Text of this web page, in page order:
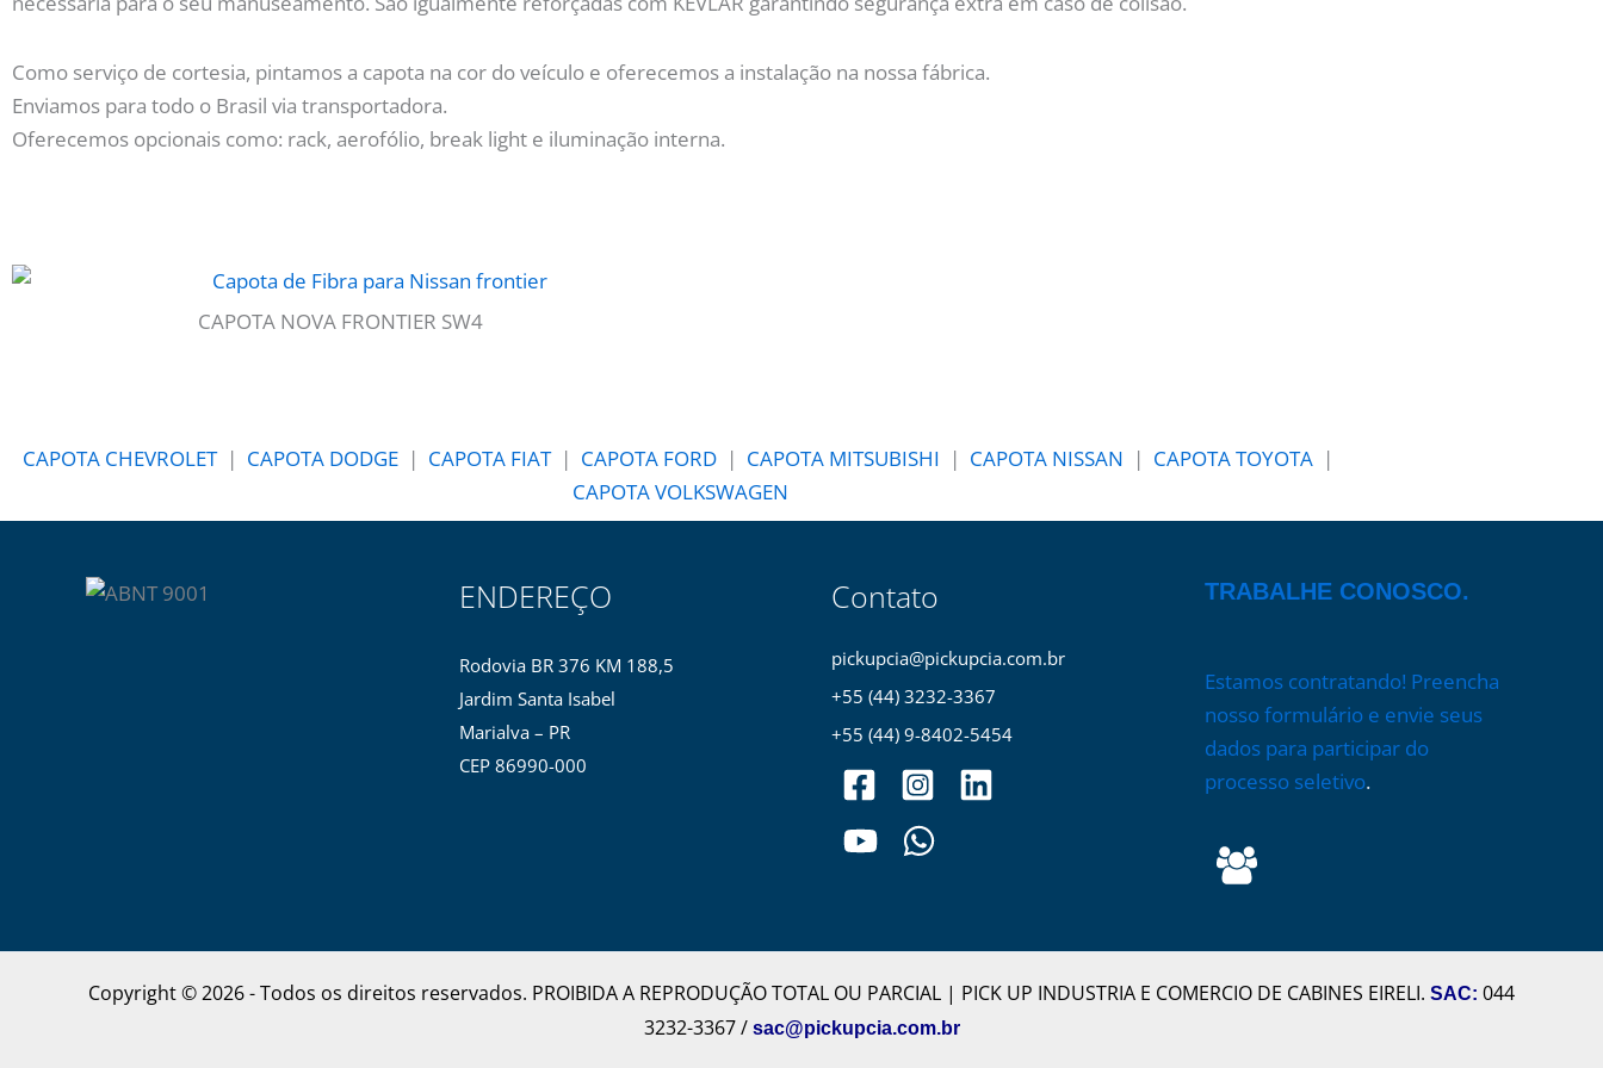
Como serviço de cortesia, pintamos a capota na cor do veículo e oferecemos a instalação na nossa fábrica.
Enviamos para todo o Brasil via transportadora.
Oferecemos opcionais como: rack, aerofólio, break light e iluminação interna.
CAPOTA NOVA FRONTIER SW4
CAPOTA CHEVROLET| CAPOTA DODGE| CAPOTA FIAT| CAPOTA FORD| CAPOTA MITSUBISHI | CAPOTA NISSAN | CAPOTA TOYOTA|
CAPOTA VOLKSWAGEN
ENDEREÇO
Rodovia BR 376 KM 188,5
Jardim Santa Isabel
Marialva – PR
CEP 86990-000
Contato
pickupcia@pickupcia.com.br
+55 (44) 3232-3367
+55 (44) 9-8402-5454
TRABALHE CONOSCO.
Estamos contratando! Preencha
nosso formulário e envie seus
dados para participar do
processo seletivo.
Copyright © 2026 - Todos os direitos reservados. PROIBIDA A REPRODUÇÃO TOTAL OU PARCIAL | PICK UP INDUSTRIA E COMERCIO DE CABINES EIRELI. SAC: 044
3232-3367 / sac@pickupcia.com.br